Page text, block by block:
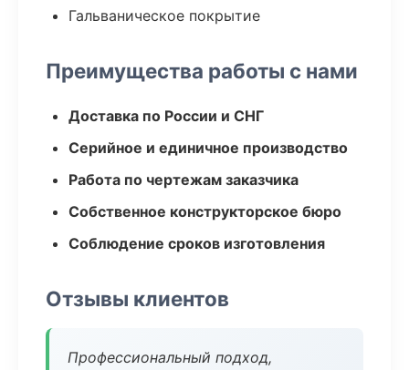
Гальваническое покрытие
Преимущества работы с нами
Доставка по России и СНГ
Серийное и единичное производство
Работа по чертежам заказчика
Собственное конструкторское бюро
Соблюдение сроков изготовления
Отзывы клиентов
Профессиональный подход,